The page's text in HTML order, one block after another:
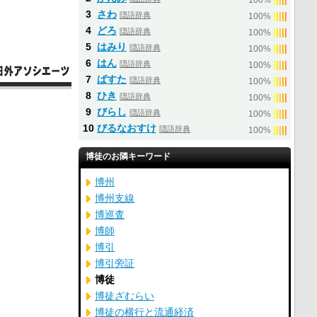
3 さわ 隠語辞典 100%
4 どろ 隠語辞典 100%
5 はみり 隠語辞典 100%
6 はん 隠語辞典 100%
7 ばすた 隠語辞典 100%
8 ひき 隠語辞典 100%
9 びらし 隠語辞典 100%
10 びるなおすけ 隠語辞典 100%
博徒のお隣キーワード
博州
博州支線
博巡査
博師
博引
博引旁証
博徒
博徒ざむらい
博徒の横行と流通経済